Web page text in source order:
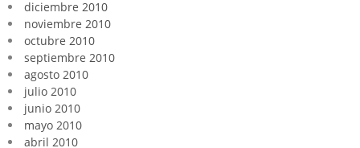
diciembre 2010
noviembre 2010
octubre 2010
septiembre 2010
agosto 2010
julio 2010
junio 2010
mayo 2010
abril 2010